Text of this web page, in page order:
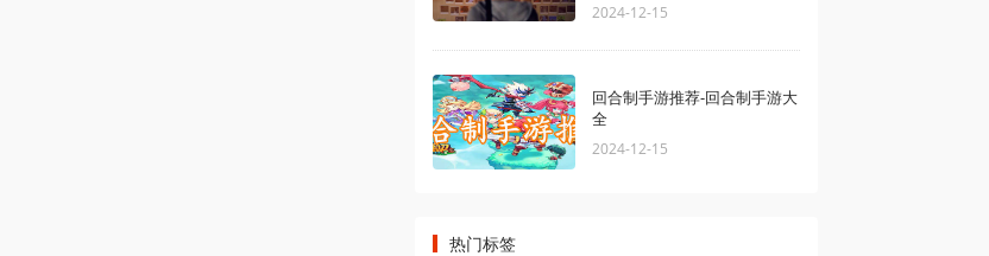
2024-12-15
回合制手游推荐-回合制手游大
全
2024-12-15
热门标签